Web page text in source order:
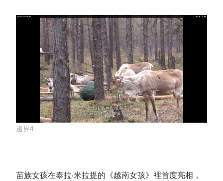
邊界4
苗族女孩在泰拉‧米拉提的《越南女孩》裡首度亮相，